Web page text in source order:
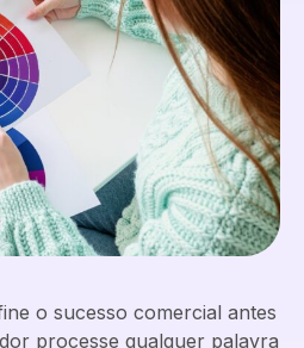
o sucesso comercial antes
processe qualquer palavra